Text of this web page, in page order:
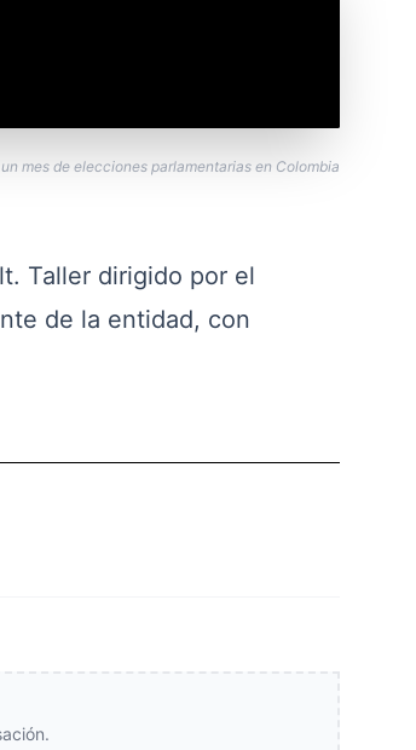
mes de elecciones parlamentarias en Colombia
Taller dirigido por el
de la entidad, con